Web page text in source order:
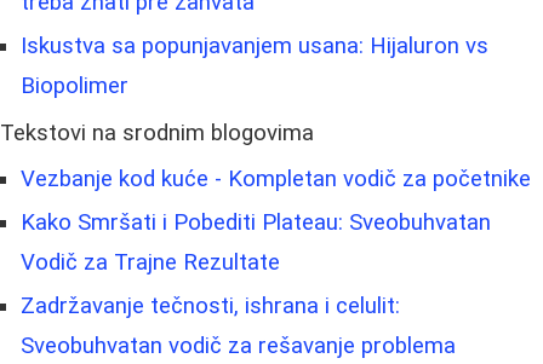
Iskustva sa popunjavanjem usana: Hijaluron vs
Biopolimer
Tekstovi na srodnim blogovima
Vezbanje kod kuće - Kompletan vodič za početnike
Kako Smršati i Pobediti Plateau: Sveobuhvatan
Vodič za Trajne Rezultate
Zadržavanje tečnosti, ishrana i celulit:
Sveobuhvatan vodič za rešavanje problema